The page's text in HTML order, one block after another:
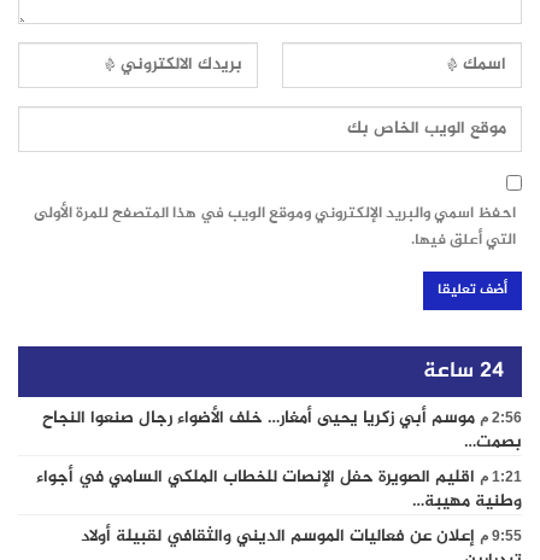
احفظ اسمي والبريد الإلكتروني وموقع الويب في هذا المتصفح للمرة الأولى
التي أعلق فيها.
24 ساعة
2:56 م
موسم أبي زكريا يحيى أمغار… خلف الأضواء رجال صنعوا النجاح
بصمت…
1:21 م
اقليم الصويرة حفل الإنصات للخطاب الملكي السامي في أجواء
وطنية مهيبة…
9:55 م
إعلان عن فعاليات الموسم الديني والثقافي لقبيلة أولاد